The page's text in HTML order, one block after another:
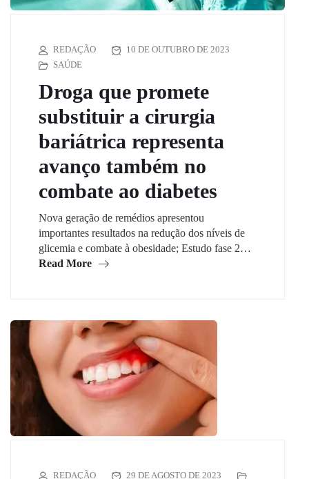
REDAÇÃO
10 DE OUTUBRO DE 2023
SAÚDE
Droga que promete
substituir a cirurgia
bariátrica representa
avanço também no
combate ao diabetes
Nova geração de remédios apresentou
importantes resultados na redução dos níveis de
glicemia e combate à obesidade; Estudo fase 2…
Read More
REDAÇÃO 29 DE AGOSTO DE 2023